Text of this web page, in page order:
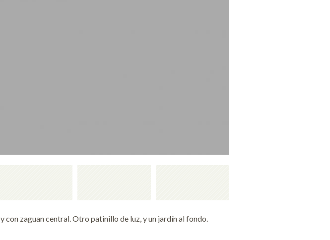
y con zaguan central. Otro patinillo de luz, y un jardín al fondo.